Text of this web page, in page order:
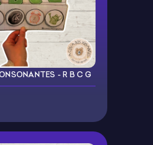
- R B C G